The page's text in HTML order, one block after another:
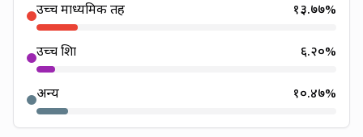
उच्च माध्यमिक तह १३.७७%
उच्च शिक्षा ६.२०%
अन्य १०.४७%